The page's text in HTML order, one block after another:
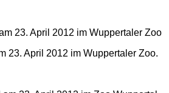
23. April 2012 im Wuppertaler Zoo.